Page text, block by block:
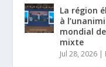
La région
à
mondial
mixte
Jul 28, 2026 |